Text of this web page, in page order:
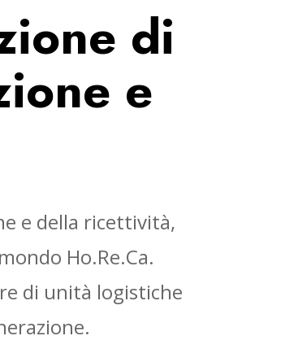
di
e
e della ricettività,
Ho.Re.Ca.
di unità logistiche